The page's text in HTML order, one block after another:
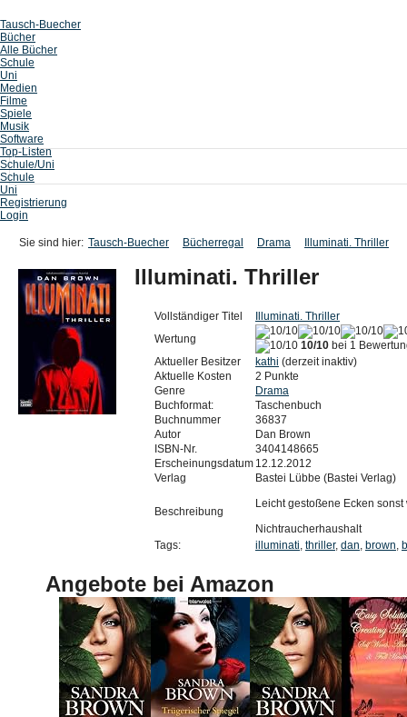
Tausch-Buecher
Bücher
Alle Bücher
Schule
Uni
Medien
Filme
Spiele
Musik
Software
Top-Listen
Schule/Uni
Schule
Uni
Registrierung
Login
Sie sind hier: Tausch-Buecher Bücherregal Drama Illuminati. Thriller
Illuminati. Thriller
Vollständiger Titel
Illuminati. Thriller
Wertung
10/10 bei 1
Aktueller Besitzer
kathi (derzeit inaktiv)
Aktuelle Kosten
2 Punkte
Genre
Drama
Buchformat:
Taschenbuch
Buchnummer
36837
Autor
Dan Brown
ISBN-Nr.
3404148665
Erscheinungsdatum 12.12.2012
Verlag
Bastei Lübbe (Bastei Verlag)
Beschreibung
Leicht gestoßene Ecken sonst
Nichtraucherhaushalt
Tags:
illuminati, thriller, dan, brown,
Angebote bei Amazon